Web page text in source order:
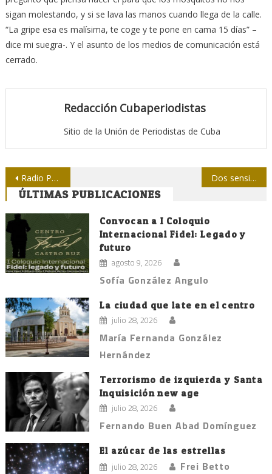
sigan molestando, y si se lava las manos cuando llega de la calle.
“La gripe esa es malísima, te coge y te pone en cama 15 días” –
dice mi suegra-. Y el asunto de los medios de comunicación está
cerrado.
Redacción Cubaperiodistas
Sitio de la Unión de Periodistas de Cuba
Navegación
de
entradas
Radio Progreso: 86 años junto a la familia cubana Dos sensibles pérdidas para el periodismo cubano
ÚLTIMAS PUBLICACIONES
Convocan a I Coloquio
Internacional Fidel: Legado y
futuro
agosto 9, 2026
Sofía González Angulo
La ciudad que late en el centro
julio 28, 2026
María Fernanda González
Hernández
Terrorismo de izquierda y Santa
Inquisición new age
julio 28, 2026
Fernando Buen Abad Domínguez
El azúcar de las estrellas
julio 28, 2026 Frei Betto